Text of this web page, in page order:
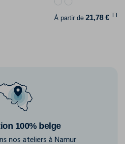
À partir de 21,78 € TTC
100% belge
nos ateliers à Namur